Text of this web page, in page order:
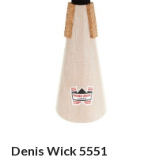
Denis Wick 5551